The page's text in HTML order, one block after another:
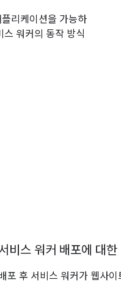
리케이션을 가능하
스 워커의 동작 방식
비스 워커 배포에 대한
포 후 서비스 워커가 웹사